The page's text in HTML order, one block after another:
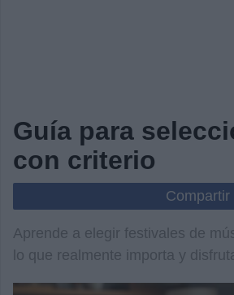
Guía para
con criterio
Aprende a elegir festivales de
lo que realmente importa y